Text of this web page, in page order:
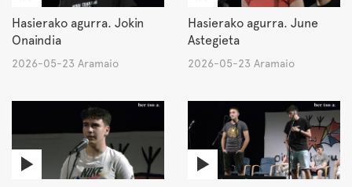
Hasierako agurra. Jokin
Onaindia
2026-05-23 Aramaio
Hasierako agurra. June
Astegieta
2026-05-23 Aramaio